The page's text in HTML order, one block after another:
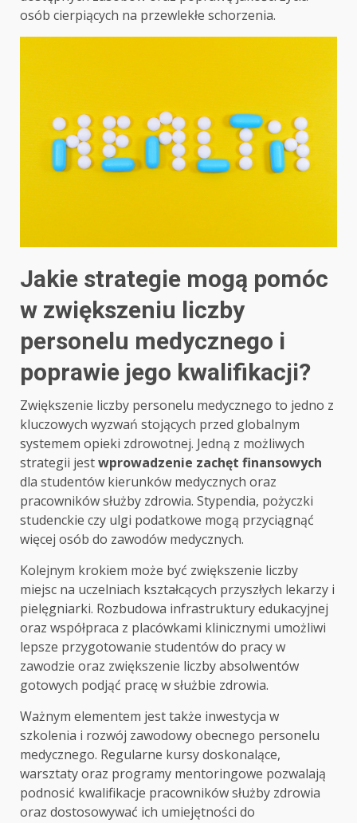
osób cierpiących na przewlekłe schorzenia.
Jakie strategie mogą pomóc
w zwiększeniu liczby
personelu medycznego i
poprawie jego kwalifikacji?
Zwiększenie liczby personelu medycznego to jedno z
kluczowych wyzwań stojących przed globalnym
systemem opieki zdrowotnej. Jedną z możliwych
strategii jestwprowadzenie zachęt finansowych
dla studentów kierunków medycznych oraz
pracowników służby zdrowia. Stypendia, pożyczki
studenckie czy ulgi podatkowe mogą przyciągnąć
więcej osób do zawodów medycznych.
Kolejnym krokiem może być zwiększenie liczby
miejsc na uczelniach kształcących przyszłych lekarzy i
pielęgniarki. Rozbudowa infrastruktury edukacyjnej
oraz współpraca z placówkami klinicznymi umożliwi
lepsze przygotowanie studentów do pracy w
zawodzie oraz zwiększenie liczby absolwentów
gotowych podjąć pracę w służbie zdrowia.
Ważnym elementem jest także inwestycja w
szkolenia i rozwój zawodowy obecnego personelu
medycznego. Regularne kursy doskonalące,
warsztaty oraz programy mentoringowe pozwalają
podnosić kwalifikacje pracowników służby zdrowia
oraz dostosowywać ich umiejętności do